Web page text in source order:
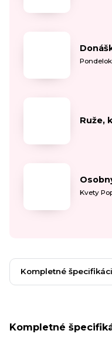
Ruže,
Kvety
Kompletné
Kompletné